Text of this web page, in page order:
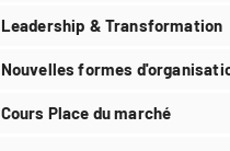
Leadership & Transformation
Nouvelles formes
Cours Place du marché